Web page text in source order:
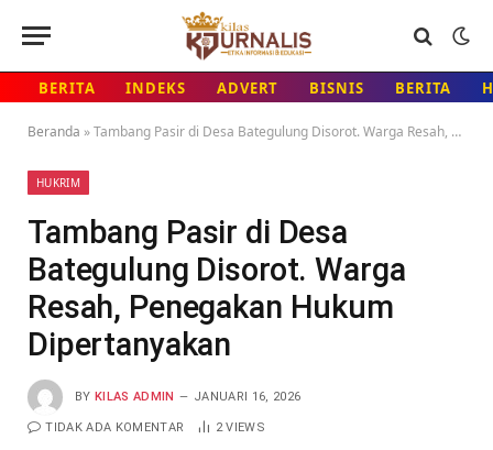
BERITA INDEKS ADVERT BISNIS BERITA
Beranda »Tambang Pasir di Desa Bategulung Disorot. Warga Resah, Penegakan Hukum Dipertanyakan
HUKRIM
Tambang Pasir di Desa
Bategulung Disorot. Warga
Resah, Penegakan Hukum
Dipertanyakan
BY KILAS ADMIN JANUARI 16, 2026
TIDAK ADA KOMENTAR 2VIEWS